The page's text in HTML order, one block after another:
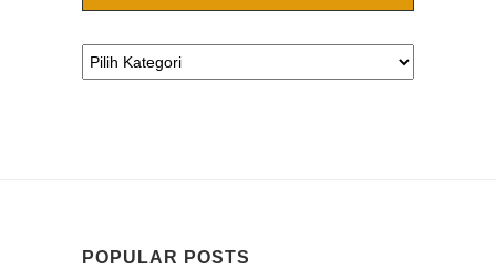
POPULAR POSTS